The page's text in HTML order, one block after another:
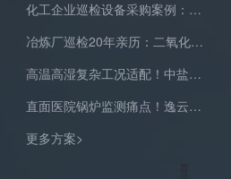
化工企业巡检设备采购案例：逸云天MS400系列苯乙烯检测仪+四合一检测仪配套落地
冶炼厂巡检20年亲历：二氧化硫隐形泄漏难察觉，便携式检测报警仪是防线
高温高湿复杂工况适配！中盐常州化工双氧水尾气精准监测方案落地
直面医院锅炉监测痛点！逸云天预处理+在线气体监测实现数据稳定上传
更多方案>